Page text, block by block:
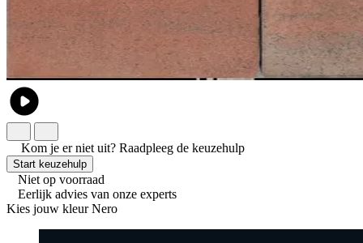
Kom je er niet uit? Raadpleeg de keuzehulp
Start keuzehulp
Niet op voorraad
Eerlijk advies van onze experts
Kies jouw kleur Nero